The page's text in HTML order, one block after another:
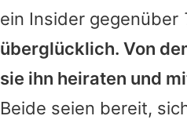
ein Insider gegenüber
überglücklich. Von
sie ihn heiraten und
Beide seien bereit,